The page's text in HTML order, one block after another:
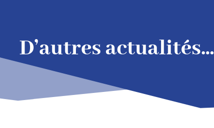
D’autres actualités…